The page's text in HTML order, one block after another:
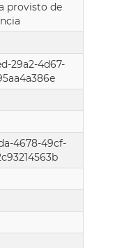
provisto de
29a2-4d67-
4678-49cf-